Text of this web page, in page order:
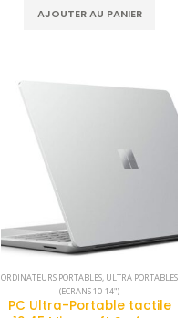
AJOUTER AU PANIER
ORDINATEURS PORTABLES, ULTRA PORTABLES
(ECRANS 10-14")
PC Ultra-Portable tactile